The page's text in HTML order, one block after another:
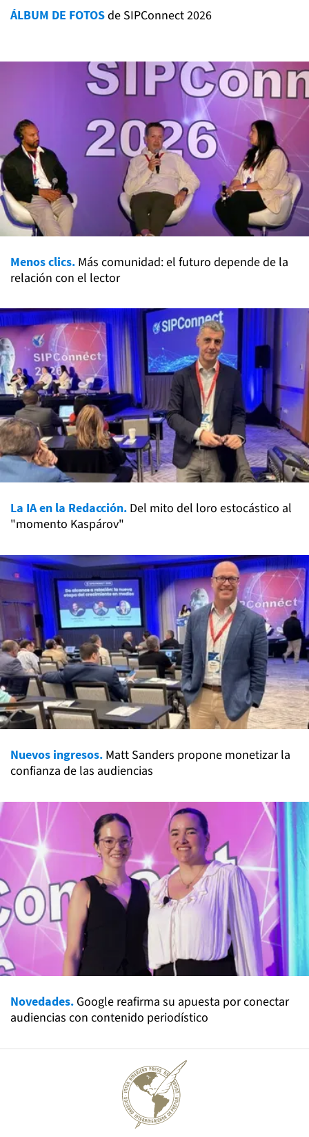
ÁLBUM DE FOTOSde SIPConnect 2026
Menos clics. Más comunidad: el futuro depende de la
relación con el lector
La IA en la Redacción. Del mito del loro estocástico al
"momento Kaspárov"
Nuevos ingresos. Matt Sanders propone monetizar la
confianza de las audiencias
Novedades. Google reafirma su apuesta por conectar
audiencias con contenido periodístico